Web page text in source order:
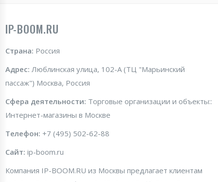
IP-BOOM.RU
Страна: Россия
Адрес: Люблинская улица, 102-А (ТЦ "Марьинский
пассаж") Москва, Россия
Сфера деятельности: Торговые организации и объекты::
Интернет-магазины в Москве
Телефон: +7 (495) 502-62-88
Сайт: ip-boom.ru
Компания IP-BOOM.RU из Москвы предлагает клиентам